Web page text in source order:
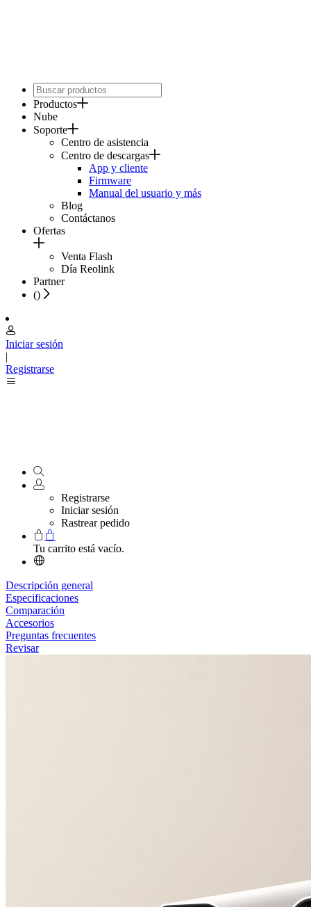
Productos
Nube
Soporte
Centro de asistencia
Centro de descargas
App y cliente
Firmware
Manual del usuario y más
Blog
Contáctanos
Ofertas
Venta Flash
Día Reolink
Partner
()
Iniciar sesión
|
Registrarse
Registrarse
Iniciar sesión
Rastrear pedido
Tu carrito está vacío.
Descripción general
Especificaciones
Comparación
Accesorios
Preguntas frecuentes
Revisar